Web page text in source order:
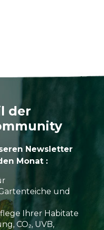
der
Newsletter
Monat :
und
Ihrer Habitate
CO₂, UVB,